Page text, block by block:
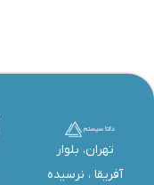
تهران، بلوار
آفریقا ، نرسیده